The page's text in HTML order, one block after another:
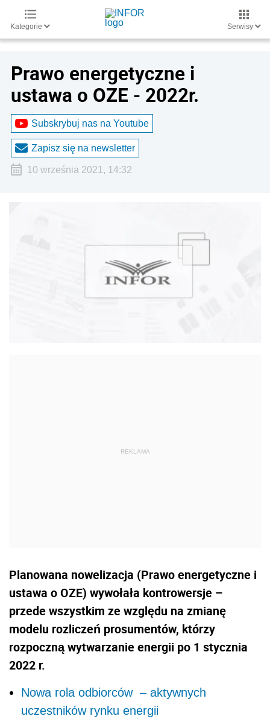
Kategorie Serwisy
Prawo energetyczne i
ustawa o OZE - 2022r.
Subskrybuj nas na Youtube
Zapisz się na newsletter
10 września 2021, 14:32
Planowana nowelizacja (Prawo energetyczne i
ustawa o OZE) wywołała kontrowersje –
przede wszystkim ze względu na zmianę
modelu rozliczeń prosumentów, którzy
rozpoczną wytwarzanie energii po 1 stycznia
2022 r.
Nowa rola odbiorców – aktywnych
uczestników rynku energii